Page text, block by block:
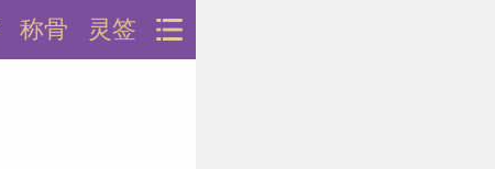
灵签
称骨